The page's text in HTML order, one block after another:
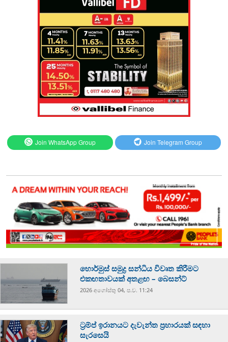
Join WhatsApp Group Join Telegram Group
හොර්මුස් සමුද්‍ර සන්ධිය විවෘත කිරීමට
එකඟතාවයක් අතළඟ – බෙසන්ට්
2026 අගෝස්‍තු 04, ප.ව. 11:24
ට්‍රම්ප් ඉරානයට දැවැන්ත ප්‍රහාරයක් සඳහා
සැරසෙයි